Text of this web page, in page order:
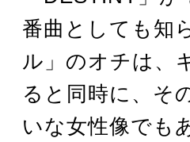
番曲としても知
ル」のオチは、
ると同時に、そ
いな女性像でも